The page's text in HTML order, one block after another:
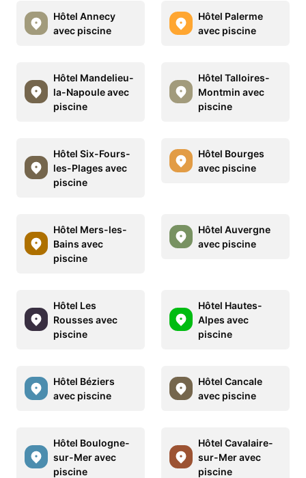
Hôtel Annecy
avec piscine
Hôtel Palerme
avec piscine
Hôtel Mandelieu-
la-Napoule avec
piscine
Hôtel Talloires-
Montmin avec
piscine
Hôtel Six-Fours-
les-Plages avec
piscine
Hôtel Bourges
avec piscine
Hôtel Mers-les-
Bains avec
piscine
Hôtel Auvergne
avec piscine
Hôtel Les
Rousses avec
piscine
Hôtel Hautes-
Alpes avec
piscine
Hôtel Béziers
avec piscine
Hôtel Cancale
avec piscine
Hôtel Boulogne-
sur-Mer avec
piscine
Hôtel Cavalaire-
sur-Mer avec
piscine